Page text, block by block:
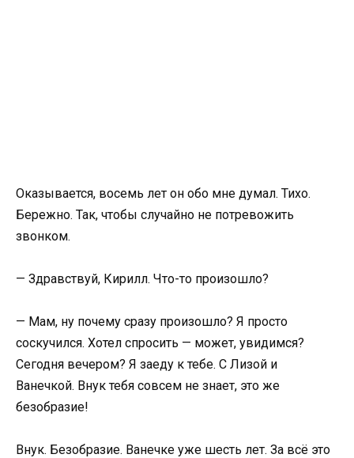
Оказывается, восемь лет он обо мне думал. Тихо.
Бережно. Так, чтобы случайно не потревожить
звонком.
— Здравствуй, Кирилл. Что-то произошло?
— Мам, ну почему сразу произошло? Я просто
соскучился. Хотел спросить — может, увидимся?
Сегодня вечером? Я заеду к тебе. С Лизой и
Ванечкой. Внук тебя совсем не знает, это же
безобразие!
Внук. Безобразие. Ванечке уже шесть лет. За всё это